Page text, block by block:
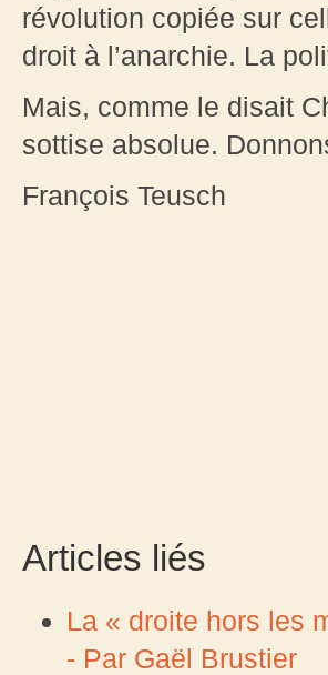
révolution copiée sur
droit à l’anarchie. La
Mais, comme le disait
sottise absolue.
François Teusch
Articles liés
La « droite hors les
- Par Gaël Brustier